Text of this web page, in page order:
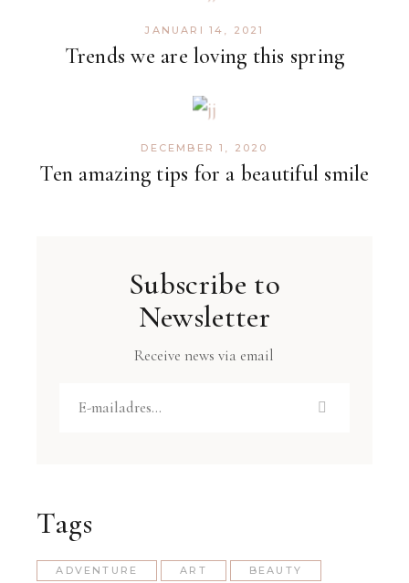
Trends we are loving this spring
JANUARI 14, 2021
Ten amazing tips for a beautiful smile
DECEMBER 1, 2020
Subscribe to
Newsletter
Receive news via email
Tags
ADVENTURE ART BEAUTY